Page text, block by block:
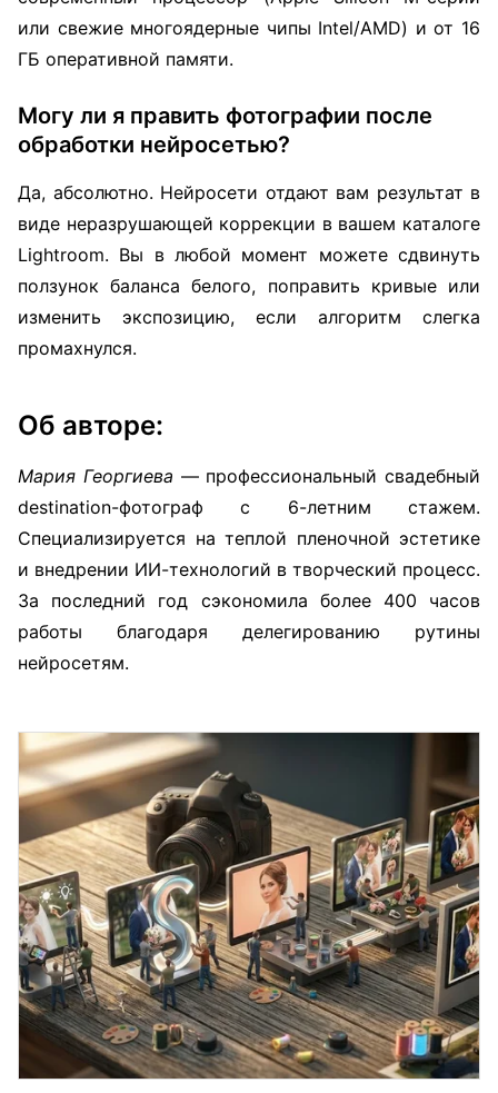
или свежие многоядерные чипы Intel/AMD) и от 16
ГБ оперативной памяти.
Могу ли я править фотографии после
обработки нейросетью?
Да, абсолютно. Нейросети отдают вам результат в
виде неразрушающей коррекции в вашем каталоге
Lightroom. Вы в любой момент можете сдвинуть
ползунок баланса белого, поправить кривые или
изменить экспозицию, если алгоритм слегка
промахнулся.
Об авторе:
Мария Георгиева — профессиональный свадебный
destination-фотограф с 6-летним стажем.
Специализируется на теплой пленочной эстетике
и внедрении ИИ-технологий в творческий процесс.
За последний год сэкономила более 400 часов
работы благодаря делегированию рутины
нейросетям.